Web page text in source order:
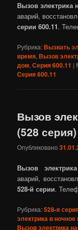
Вызов электрика
аварий,
серии 600.11.
Рубрика:Вызвать
время,Вызов
дом,Серия 600.11 |
Серия 600.11
Вызов
(528 серия)
Опубликовано
Вызов
аварий,
528-й серии.
Рубрика:528-я
электрика в
Вызов электрика